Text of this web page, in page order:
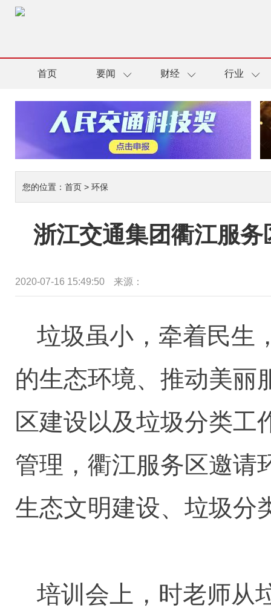
首页 要闻 财经 行业
您的位置： 首页 > 环保
浙江交通集团衢江服
2020-07-16 15:49:50 来源：
垃圾虽小，牵着民生
的生态环境、推动美丽
区建设以及垃圾分类工
管理，衢江服务区邀请
生态文明建设、垃圾分
培训会上，时老师从